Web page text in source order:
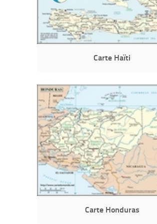
Carte Haïti
Carte Honduras